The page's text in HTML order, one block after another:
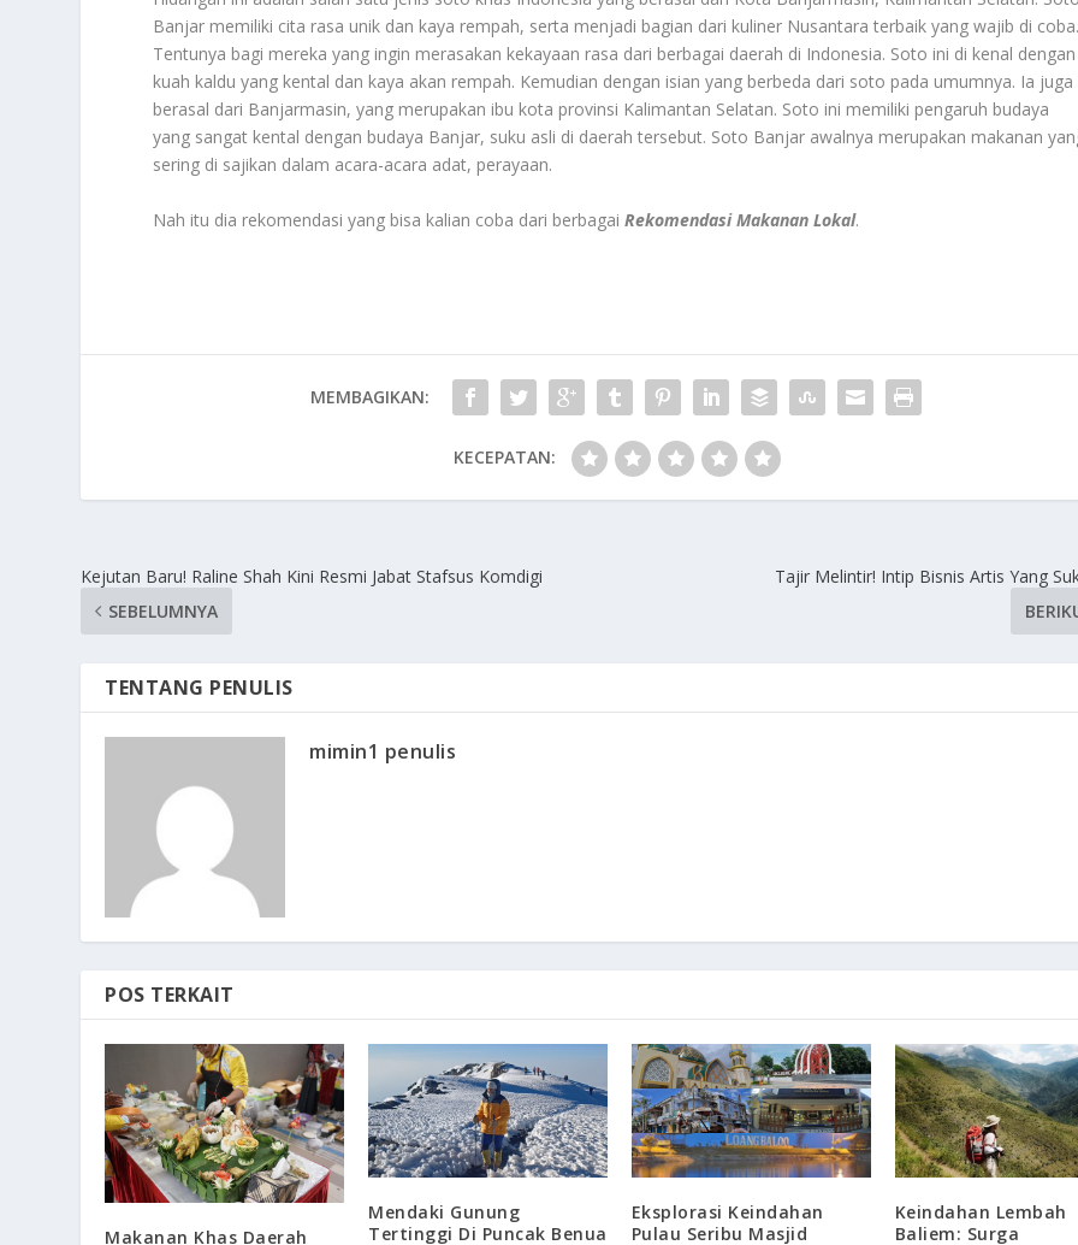
Banjar memiliki cita rasa unik dan kaya rempah, serta menjadi bagian dari kuliner Nusantara terbaik yang wajib di coba.
Tentunya bagi mereka yang ingin merasakan kekayaan rasa dari berbagai daerah di Indonesia. Soto ini di kenal dengan
kuah kaldu yang kental dan kaya akan rempah. Kemudian dengan isian yang berbeda dari soto pada umumnya. Ia juga
berasal dari Banjarmasin, yang merupakan ibu kota provinsi Kalimantan Selatan. Soto ini memiliki pengaruh budaya
yang sangat kental dengan budaya Banjar, suku asli di daerah tersebut. Soto Banjar awalnya merupakan makanan
sering di sajikan dalam acara-acara adat, perayaan.
Nah itu dia rekomendasi yang bisa kalian coba dari berbagaiRekomendasi Makanan Lokal.
MEMBAGIKAN:
KECEPATAN:
Kejutan Baru! Raline Shah Kini Resmi Jabat Stafsus Komdigi
SEBELUMNYA
Tajir Melintir! Intip Bisnis Artis Yang
TENTANG PENULIS
mimin1 penulis
POS TERKAIT
Makanan Khas Daerah
Mendaki Gunung
Tertinggi Di Puncak Benua
Eksplorasi Keindahan
Pulau Seribu Masjid
Keindahan Lembah
Baliem: Surga